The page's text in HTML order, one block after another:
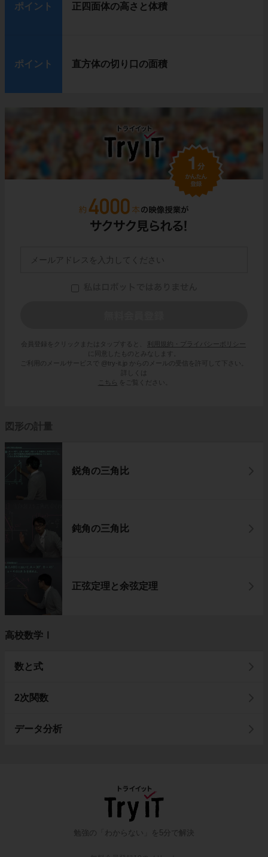
ポイント 正四面体の高さと体積
ポイント 直方体の切り口の面積
会員登録をクリックまたはタップすると、
利用規約・プライバシーポリシー
に同意したものとみなします。
ご利用のメールサービスで @try-it.jp からのメールの受信を許可して下さい。
詳しくは
こちら
をご覧ください。
図形の計量
鋭角の三角比
鈍角の三角比
正弦定理と余弦定理
高校数学Ⅰ
数と式
2次関数
データ分析
勉強の「わからない」を5分で解決